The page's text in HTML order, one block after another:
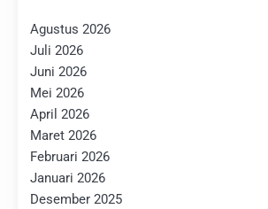
Agustus 2026
Juli 2026
Juni 2026
Mei 2026
April 2026
Maret 2026
Februari 2026
Januari 2026
Desember 2025